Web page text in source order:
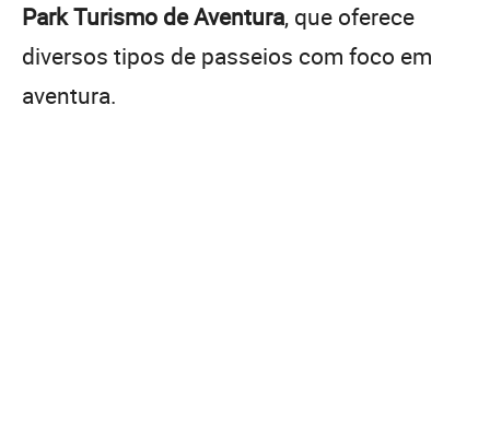
Park Turismo de Aventura, que oferece
diversos tipos de passeios com foco em
aventura.